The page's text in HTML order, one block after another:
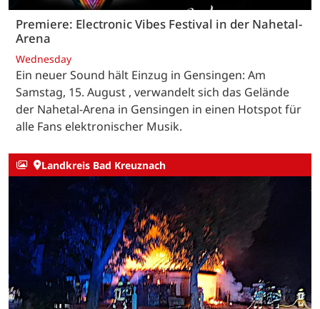
Premiere: Electronic Vibes Festival in der Nahetal-
Arena
Wednesday
Ein neuer Sound hält Einzug in Gensingen: Am
Samstag, 15. August , verwandelt sich das Gelände
der Nahetal-Arena in Gensingen in einen Hotspot für
alle Fans elektronischer Musik.
Landkreis Bad Kreuznach